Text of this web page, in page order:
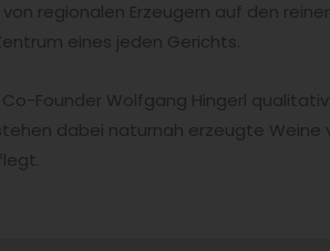
regionalen Erzeugern auf den
eines jeden Gerichts.
Founder Wolfgang Hingerl
dabei naturnah erzeugte